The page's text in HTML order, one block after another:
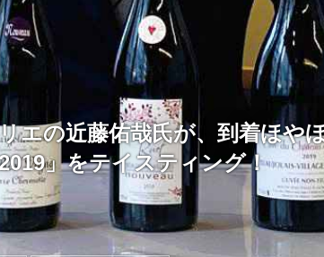
エの近藤佑哉氏が、到着ほや
」をテイスティング！